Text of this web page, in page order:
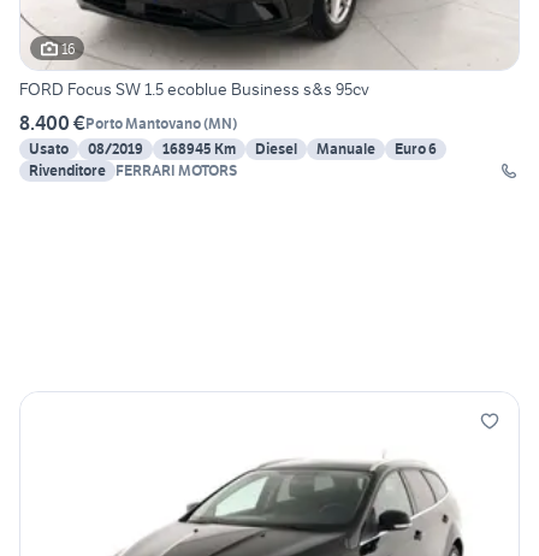
16
FORD Focus SW 1.5 ecoblue Business s&s 95cv
8.400 €Porto Mantovano(MN)
Usato
08/2019 168945 Km Diesel Manuale
Euro 6
Rivenditore FERRARI MOTORS